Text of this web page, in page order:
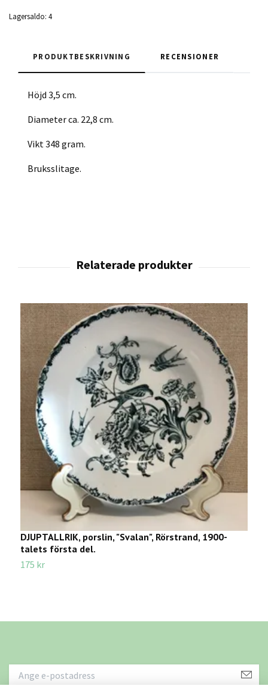
Lagersaldo: 4
PRODUKTBESKRIVNING RECENSIONER
Höjd 3,5 cm.
Diameter ca. 22,8 cm.
Vikt 348 gram.
Bruksslitage.
DJUPTALLRIK, porslin, "Svalan", Rörstrand, 1900-
talets första del.
175 kr